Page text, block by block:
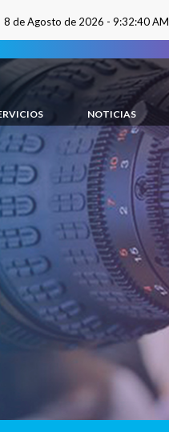
8 de Agosto de 2026 - 9:32:41 AM
NOTICIAS